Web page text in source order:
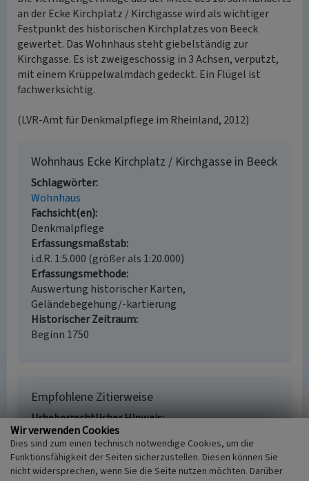
an der Ecke Kirchplatz / Kirchgasse wird als wichtiger
Festpunkt des historischen Kirchplatzes von Beeck
gewertet. Das Wohnhaus steht giebelständig zur
Kirchgasse. Es ist zweigeschossig in 3 Achsen, verputzt,
mit einem Krüppelwalmdach gedeckt. Ein Flügel ist
fachwerksichtig.
(LVR-Amt für Denkmalpflege im Rheinland, 2012)
Wohnhaus Ecke Kirchplatz / Kirchgasse in Beeck
Schlagwörter
Wohnhaus
Fachsicht(en)
Denkmalpflege
Erfassungsmaßstab
i.d.R. 1:5.000 (größer als 1:20.000)
Erfassungsmethode
Auswertung historischer Karten,
Geländebegehung/-kartierung
Historischer Zeitraum
Beginn 1750
Empfohlene Zitierweise
Urheberrechtlicher Hinweis
Der hier präsentierte Inhalt ist urheberrechtlich
geschützt. Die angezeigten Medien unterliegen
möglicherweise zusätzlichen urheberrechtlichen
Wir verwenden Cookies
Dies sind zum einen technisch notwendige Cookies, um die
Funktionsfähigkeit der Seiten sicherzustellen. Diesen können Sie
nicht widersprechen, wenn Sie die Seite nutzen möchten. Darüber